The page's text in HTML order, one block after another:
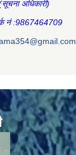
अधिकारी)
नं :9867464709